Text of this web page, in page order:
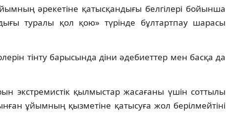
әрекетіне қатысқандығы белгілері бойынша
туралы қол қою» түрінде бұлтартпау шарасы
тінту барысында діни әдебиеттер мен басқа да
экстремистік қылмыстар жасағаны үшін соттылы
ұйымның қызметіне қатысуға жол берілмейтіні